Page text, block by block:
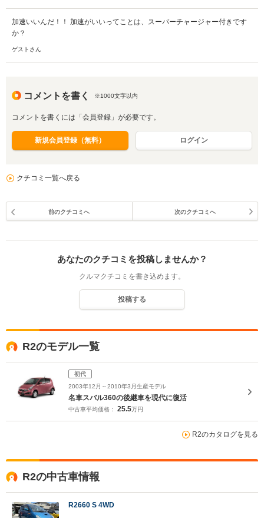
加速いいんだ！！ 加速がいいってことは、スーパーチャージャー付きです
か？
ゲストさん
コメントを書く ※1000文字以内
コメントを書くには「会員登録」が必要です。
新規会員登録（無料） ログイン
クチコミ一覧へ戻る
前のクチコミへ 次のクチコミへ
あなたのクチコミを投稿しませんか？
クルマクチコミを書き込めます。
投稿する
R2のモデル一覧
初代
2003年12月～2010年3月生産モデル
名車スバル360の後継車を現代に復活
中古車平均価格： 25.5万円
R2のカタログを見る
R2の中古車情報
R2660 S 4WD